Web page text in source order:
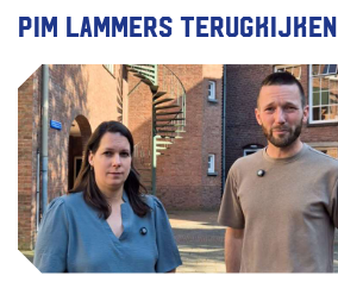
Pim Lammers terugkijken